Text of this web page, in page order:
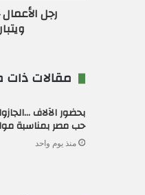
رجل
مقالات ذات
بحضور الآلاف
حب مصر بمناسبة
منذ يوم واحد